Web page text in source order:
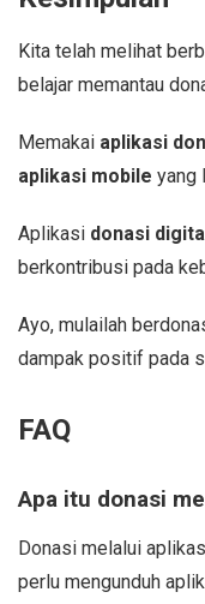
Kita telah melihat
belajar memantau
Memakai aplikasi
aplikasi mobile yang
Aplikasi donasi digital
berkontribusi pada
Ayo, mulailah
dampak positif pada
FAQ
Apa itu donasi
Donasi melalui
perlu mengunduh